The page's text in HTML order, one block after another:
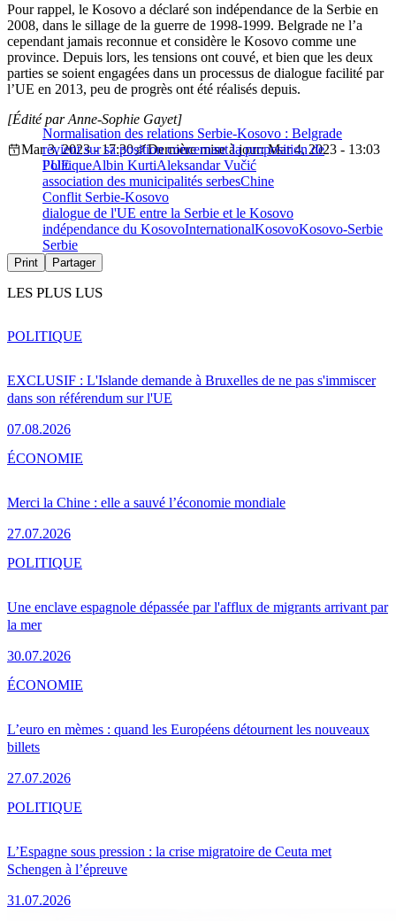
Pour rappel, le Kosovo a déclaré son indépendance de la Serbie en
2008, dans le sillage de la guerre de 1998-1999. Belgrade ne l’a
cependant jamais reconnue et considère le Kosovo comme une
province. Depuis lors, les tensions ont couvé, et bien que les deux
parties se soient engagées dans un processus de dialogue facilité par
l’UE en 2013, peu de progrès ont été réalisés depuis.
Normalisation des relations Serbie-Kosovo : Belgrade
revient sur sa position concernant la proposition de
l’UE
[Édité par Anne-Sophie Gayet]
Mar 3, 2023 - 17:30
Dernière mise à jour: Mar 4, 2023 - 13:03
PolitiqueAlbin KurtiAleksandar Vučić
association des municipalités serbesChine
Conflit Serbie-Kosovo
dialogue de l'UE entre la Serbie et le Kosovo
indépendance du KosovoInternationalKosovoKosovo-Serbie
Serbie
Print Partager
LES PLUS LUS
EXCLUSIF : L'Islande demande à Bruxelles de ne pas s'immiscer
dans son référendum sur l'UE
07.08.2026
POLITIQUE
Merci la Chine : elle a sauvé l’économie mondiale
27.07.2026
ÉCONOMIE
Une enclave espagnole dépassée par l'afflux de migrants arrivant par
la mer
30.07.2026
POLITIQUE
L’euro en mèmes : quand les Européens détournent les nouveaux
billets
27.07.2026
ÉCONOMIE
L’Espagne sous pression : la crise migratoire de Ceuta met
Schengen à l’épreuve
31.07.2026
POLITIQUE